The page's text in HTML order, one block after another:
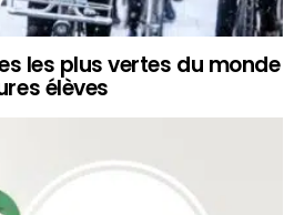
les plus vertes du monde
élèves